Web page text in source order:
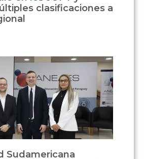
clasificaciones a
Sudamericana